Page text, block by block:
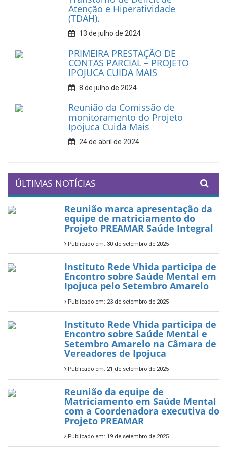
Atenção e Hiperatividade
(TDAH).
13 de julho de 2024
PRIMEIRA PRESTAÇÃO DE
CONTAS PARCIAL – PROJETO
IPOJUCA CUIDA MAIS
8 de julho de 2024
Reunião da Comissão de
monitoramento do Projeto
Ipojuca Cuida Mais
24 de abril de 2024
ÚLTIMAS NOTÍCIAS
Reunião marca apresentação da
equipe de matriciamento do
Projeto PREAMAR Saúde Integral
Publicado em: 30 de setembro de 2025
Instituto Rede Vhida participa de
Encontro sobre Saúde Mental em
Ipojuca pelo Setembro Amarelo
Publicado em: 23 de setembro de 2025
Instituto Rede Vhida participa de
Encontro sobre Saúde Mental e
Setembro Amarelo na Câmara de
Vereadores de Ipojuca
Publicado em: 21 de setembro de 2025
Reunião da equipe de
Matriciamento em Saúde Mental
com a Coordenadora executiva do
Projeto PREAMAR
Publicado em: 19 de setembro de 2025